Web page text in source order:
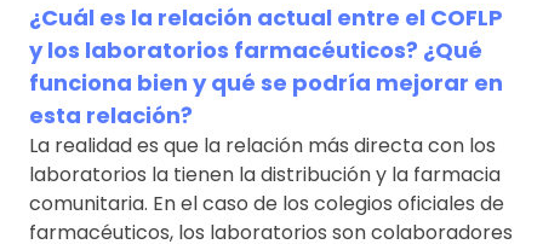
¿Cuál es la relación actual entre el COFLP
y los laboratorios farmacéuticos? ¿Qué
funciona bien y qué se podría mejorar en
esta relación?
La realidad es que la relación más directa con los
laboratorios la tienen la distribución y la farmacia
comunitaria. En el caso de los colegios oficiales de
farmacéuticos, los laboratorios son colaboradores